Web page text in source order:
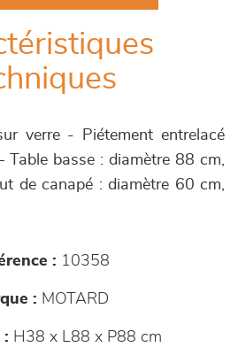
verre - Piétement entrelacé
Table basse : diamètre 88 cm,
de canapé : diamètre 60 cm,
: 10358
: MOTARD
: H38 x L88 x P88 cm